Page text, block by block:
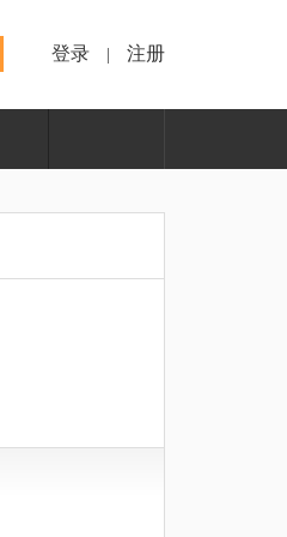
登录 注册